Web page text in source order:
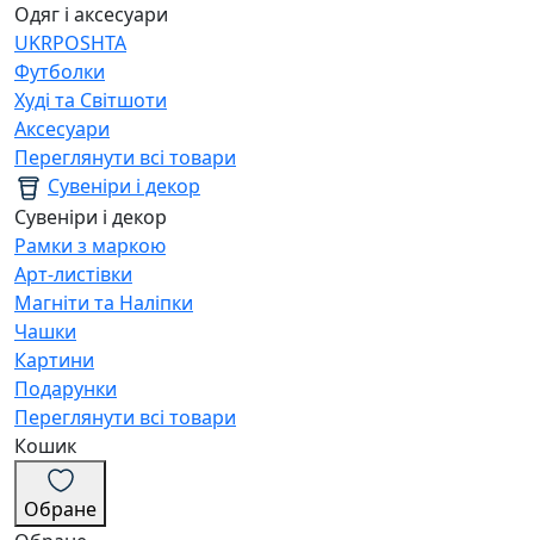
Одяг і аксесуари
UKRPOSHTA
Футболки
Худі та Світшоти
Аксесуари
Переглянути всі товари
Сувеніри і декор
Сувеніри і декор
Рамки з маркою
Арт-листівки
Магніти та Наліпки
Чашки
Картини
Подарунки
Переглянути всі товари
Кошик
Обране